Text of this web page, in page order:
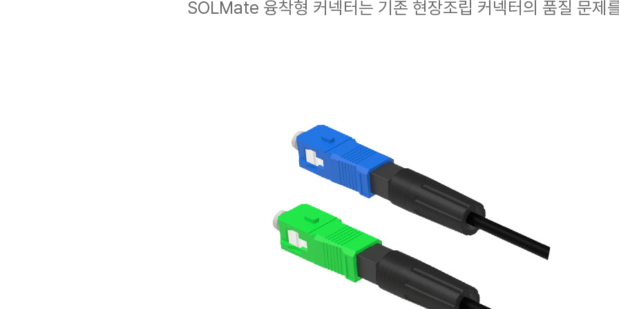
SOLMate 융착형 커넥터는 기존 현장조립 커넥터의 품질 문제